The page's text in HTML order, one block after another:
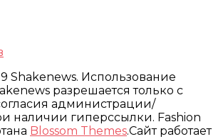
Shakenews. Использование
разрешается только с
администрации/
наличии гиперссылки. Fashion
Blossom Themes.Сайт работает